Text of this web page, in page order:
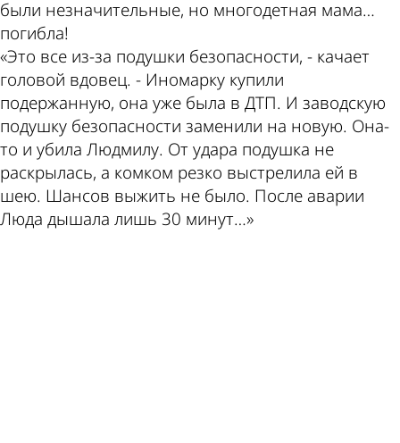
были незначительные, но многодетная мама…
погибла!
«Это все из-за подушки безопасности, - качает
головой вдовец. - Иномарку купили
подержанную, она уже была в ДТП. И заводскую
подушку безопасности заменили на новую. Она-
то и убила Людмилу. От удара подушка не
раскрылась, а комком резко выстрелила ей в
шею. Шансов выжить не было. После аварии
Люда дышала лишь 30 минут…»